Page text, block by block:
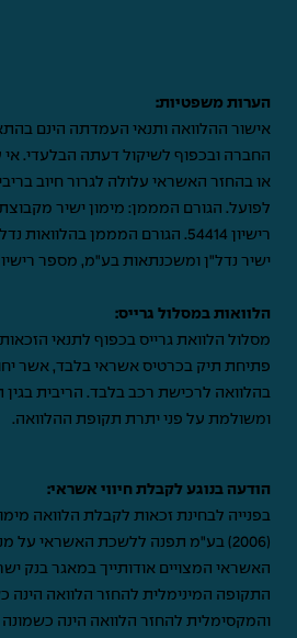
הערות משפטיות:
אישור ההלוואה ותנאי העמדתה הינם
החברה ובכפוף לשיקול דעתה הבלעדי. אי
או בהחזר האשראי עלולה לגרור חיוב
רישיון 54414. הגורם המממן
ישיר נדל"ן ומשכנתאות בע"מ, מספר רישיון
הלוואות במסלול גרייס:
מסלול הלוואת גרייס בכפוף לתנאי
פתיחת תיק בכרטיס אשראי בלבד, אשר
בהלוואה לרכישת רכב בלבד. הריבית
ומשולמת על פני יתרת תקופת ההלוואה.
הודעה בנוגע לקבלת חיווי אשראי:
בפנייה לבחינת זכאות לקבלת הלוואה
(2006) בע"מ תפנה ללשכת האשראי על
האשראי המצויים אודותייך במאגר בנק